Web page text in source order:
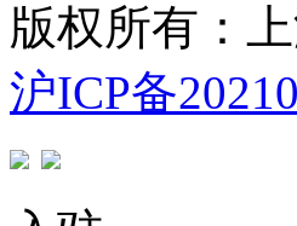
版权所有：
沪ICP备